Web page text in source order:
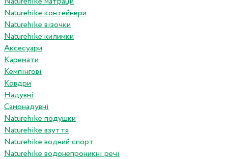
Naturehike контейнери
Naturehike візочки
Naturehike килимки
Аксесуари
Каремати
Кемпінгові
Ковдри
Надувні
Самонадувні
Naturehike подушки
Naturehike взуття
Naturehike водний спорт
Naturehike водонепроникні речі